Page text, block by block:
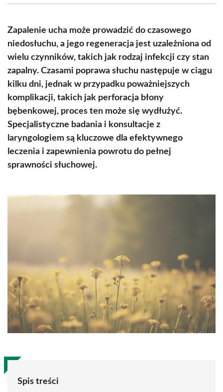
(Twitter)
Zapalenie ucha może prowadzić do czasowego
niedosłuchu, a jego regeneracja jest uzależniona od
wielu czynników, takich jak rodzaj infekcji czy stan
zapalny. Czasami poprawa słuchu następuje w ciągu
kilku dni, jednak w przypadku poważniejszych
komplikacji, takich jak perforacja błony
bębenkowej, proces ten może się wydłużyć.
Specjalistyczne badania i konsultacje z
laryngologiem są kluczowe dla efektywnego
leczenia i zapewnienia powrotu do pełnej
sprawności słuchowej.
Spis treści